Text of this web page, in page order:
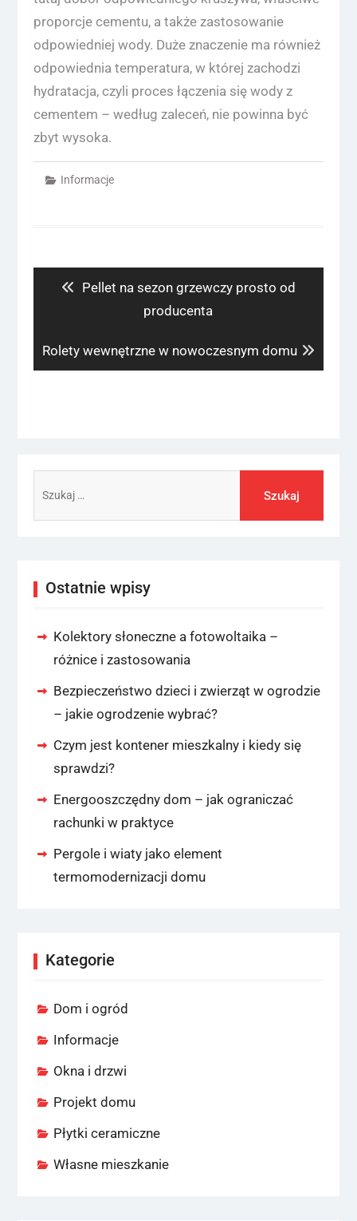
proporcje cementu, a także zastosowanie
odpowiedniej wody. Duże znaczenie ma również
odpowiednia temperatura, w której zachodzi
hydratacja, czyli proces łączenia się wody z
cementem – według zaleceń, nie powinna być
zbyt wysoka.
Informacje
Previous
Pellet na sezon grzewczy prosto od
producenta
Next
post:
Rolety wewnętrzne w nowoczesnym domu
Ostatnie wpisy
Kolektory słoneczne a fotowoltaika –
różnice i zastosowania
Bezpieczeństwo dzieci i zwierząt w ogrodzie
– jakie ogrodzenie wybrać?
Czym jest kontener mieszkalny i kiedy się
sprawdzi?
Energooszczędny dom – jak ograniczać
rachunki w praktyce
Pergole i wiaty jako element
termomodernizacji domu
Kategorie
Dom i ogród
Informacje
Okna i drzwi
Projekt domu
Płytki ceramiczne
Własne mieszkanie